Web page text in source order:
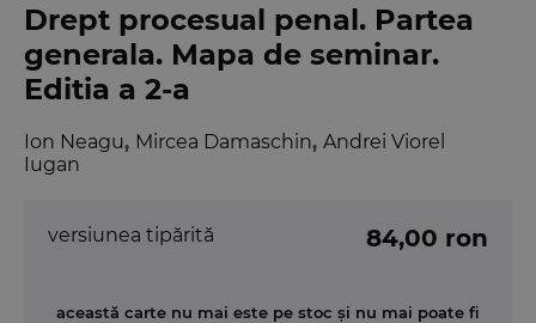
Drept procesual penal. Partea
generala. Mapa de seminar.
Editia a 2-a
Ion Neagu, Mircea Damaschin, Andrei Viorel
Iugan
versiunea tipărită 84,00 ron
această carte nu mai este pe stoc și nu mai poate fi